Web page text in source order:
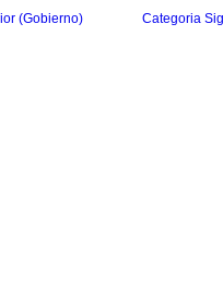
(Gobierno) Categoria